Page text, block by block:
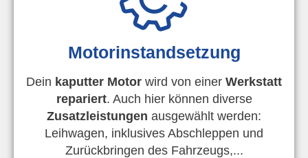
Motorinstandsetzung
Dein kaputter Motor wird von einer Werkstatt
repariert. Auch hier können diverse
Zusatzleistungen ausgewählt werden:
Leihwagen, inklusives Abschleppen und
Zurückbringen des Fahrzeugs,...